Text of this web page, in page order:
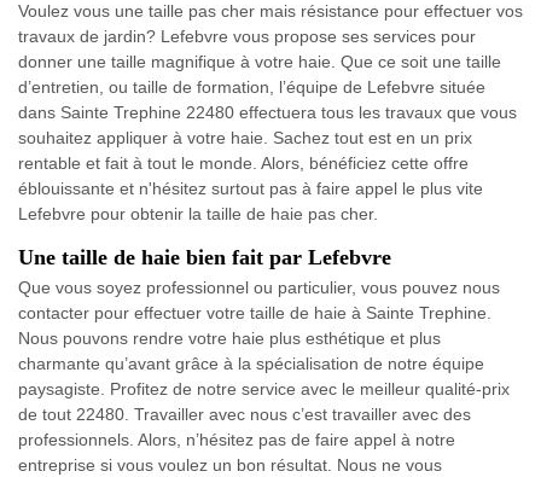
Voulez vous une taille pas cher mais résistance pour effectuer vos
travaux de jardin? Lefebvre vous propose ses services pour
donner une taille magnifique à votre haie. Que ce soit une taille
d’entretien, ou taille de formation, l’équipe de Lefebvre située
dans Sainte Trephine 22480 effectuera tous les travaux que vous
souhaitez appliquer à votre haie. Sachez tout est en un prix
rentable et fait à tout le monde. Alors, bénéficiez cette offre
éblouissante et n'hésitez surtout pas à faire appel le plus vite
Lefebvre pour obtenir la taille de haie pas cher.
Une taille de haie bien fait par Lefebvre
Que vous soyez professionnel ou particulier, vous pouvez nous
contacter pour effectuer votre taille de haie à Sainte Trephine.
Nous pouvons rendre votre haie plus esthétique et plus
charmante qu’avant grâce à la spécialisation de notre équipe
paysagiste. Profitez de notre service avec le meilleur qualité-prix
de tout 22480. Travailler avec nous c’est travailler avec des
professionnels. Alors, n’hésitez pas de faire appel à notre
entreprise si vous voulez un bon résultat. Nous ne vous